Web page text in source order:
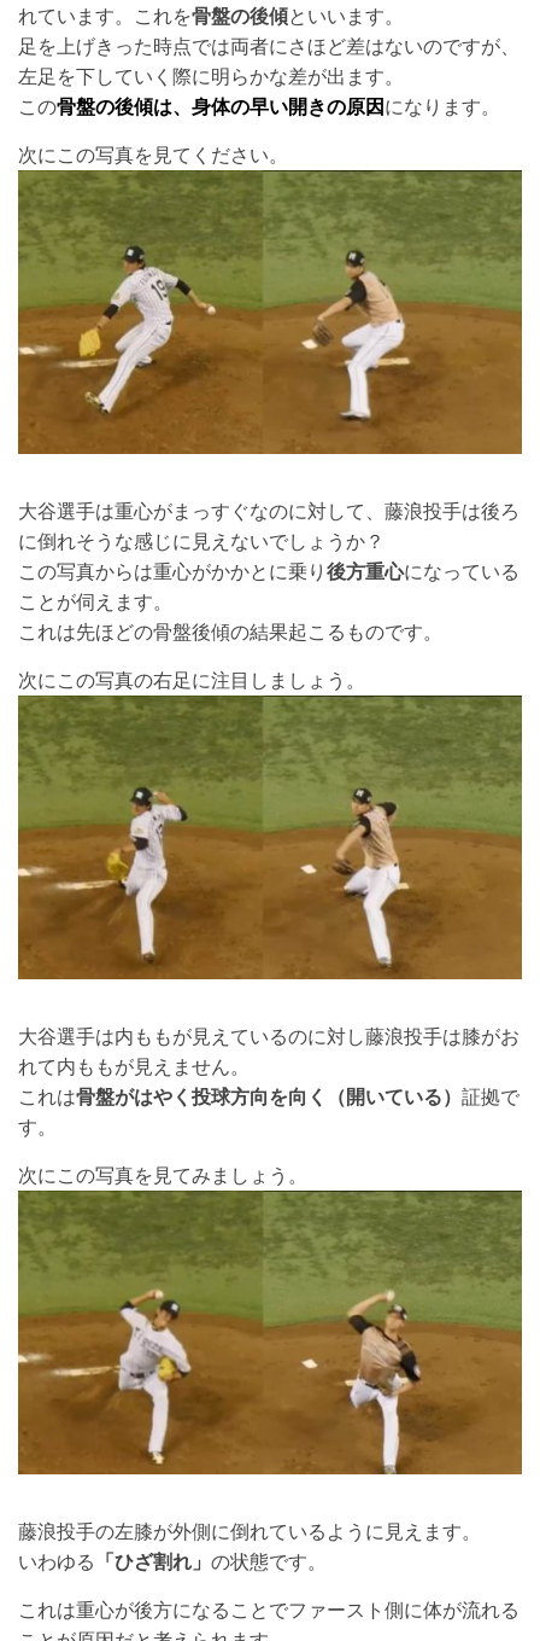
れています。これを骨盤の後傾といいます。
足を上げきった時点では両者にさほど差はないのですが、
左足を下していく際に明らかな差が出ます。
この骨盤の後傾は、身体の早い開きの原因になります。
次にこの写真を見てください。
大谷選手は重心がまっすぐなのに対して、藤浪投手は後ろ
に倒れそうな感じに見えないでしょうか？
この写真からは重心がかかとに乗り後方重心になっている
ことが伺えます。
これは先ほどの骨盤後傾の結果起こるものです。
次にこの写真の右足に注目しましょう。
大谷選手は内ももが見えているのに対し藤浪投手は膝がお
れて内ももが見えません。
これは骨盤がはやく投球方向を向く（開いている） 証拠で
す。
次にこの写真を見てみましょう。
藤浪投手の左膝が外側に倒れているように見えます。
いわゆる 「ひざ割れ」 の状態です。
これは重心が後方になることでファースト側に体が流れる